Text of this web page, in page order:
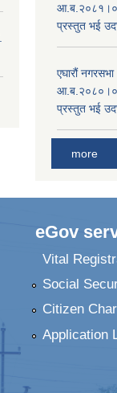
प्रस्तुत भई
एघारौं
प्रस्तुत भई
more
eGov
Vital
Social
Citizen
Application